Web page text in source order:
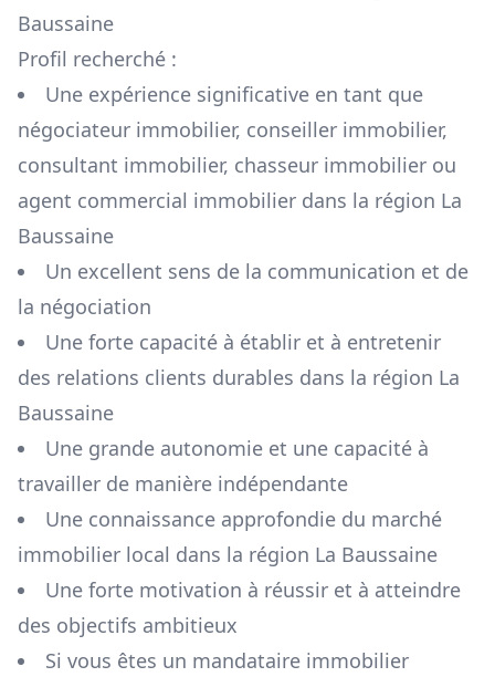
Baussaine
Profil recherché :
Une expérience significative en tant que
négociateur immobilier, conseiller immobilier,
consultant immobilier, chasseur immobilier ou
agent commercial immobilier dans la région La
Baussaine
Un excellent sens de la communication et de
la négociation
Une forte capacité à établir et à entretenir
des relations clients durables dans la région La
Baussaine
Une grande autonomie et une capacité à
travailler de manière indépendante
Une connaissance approfondie du marché
immobilier local dans la région La Baussaine
Une forte motivation à réussir et à atteindre
des objectifs ambitieux
Si vous êtes un mandataire immobilier